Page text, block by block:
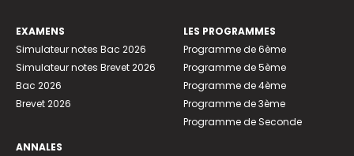
EXAMENS
Simulateur notes Bac 2026
Simulateur notes Brevet 2026
Bac 2026
Brevet 2026
ANNALES
LES PROGRAMMES
Programme de 6ème
Programme de 5ème
Programme de 4ème
Programme de 3ème
Programme de Seconde